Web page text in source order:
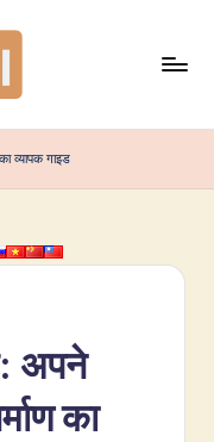
व्यापक गाइड
अपने
का